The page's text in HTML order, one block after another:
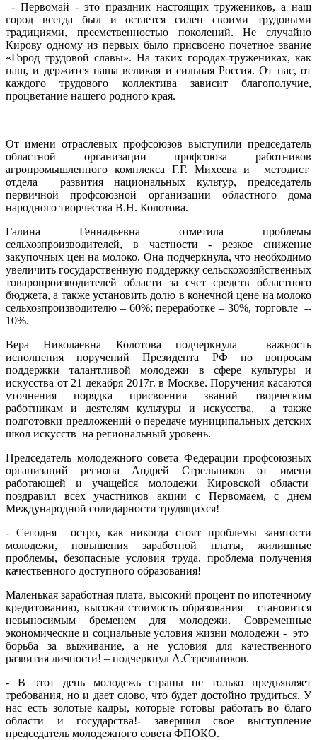
- Первомай - это праздник настоящих тружеников, а наш
город всегда был и остается силен своими трудовыми
традициями, преемственностью поколений. Не случайно
Кирову одному из первых было присвоено почетное звание
«Город трудовой славы». На таких городах-тружениках, как
наш, и держится наша великая и сильная Россия. От нас, от
каждого трудового коллектива зависит благополучие,
процветание нашего родного края.
От имени отраслевых профсоюзов выступили председатель
областной организации профсоюза работников
агропромышленного комплекса Г.Г. Михеева и методист
отдела развития национальных культур, председатель
первичной профсоюзной организации областного дома
народного творчества В.Н. Колотова.
Галина Геннадьевна отметила проблемы
сельхозпроизводителей, в частности - резкое снижение
закупочных цен на молоко. Она подчеркнула, что необходимо
увеличить государственную поддержку сельскохозяйственных
товаропроизводителей области за счет средств областного
бюджета, а также установить долю в конечной цене на молоко
сельхозпроизводителю – 60%; переработке – 30%, торговле --
10%.
Вера Николаевна Колотова подчеркнула важность
исполнения поручений Президента РФ по вопросам
поддержки талантливой молодежи в сфере культуры и
искусства от 21 декабря 2017г. в Москве. Поручения касаются
уточнения порядка присвоения званий творческим
работникам и деятелям культуры и искусства, а также
подготовки предложений о передаче муниципальных детских
школ искусств на региональный уровень.
Председатель молодежного совета Федерации профсоюзных
организаций региона Андрей Стрельников от имени
работающей и учащейся молодежи Кировской области
поздравил всех участников акции с Первомаем, с днем
Международной солидарности трудящихся!
- Сегодня остро, как никогда стоят проблемы занятости
молодежи, повышения заработной платы, жилищные
проблемы, безопасные условия труда, проблема получения
качественного доступного образования!
Маленькая заработная плата, высокий процент по ипотечному
кредитованию, высокая стоимость образования – становится
невыносимым бременем для молодежи. Современные
экономические и социальные условия жизни молодежи - это
борьба за выживание, а не условия для качественного
развития личности! – подчеркнул А.Стрельников.
- В этот день молодежь страны не только предъявляет
требования, но и дает слово, что будет достойно трудиться. У
нас есть золотые кадры, которые готовы работать во благо
области и государства!- завершил свое выступление
председатель молодежного совета ФПОКО.